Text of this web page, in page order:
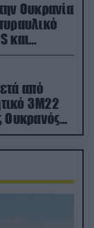
Ουκρανία
και
από
3M22
Ουκρανός
(βίντεο)